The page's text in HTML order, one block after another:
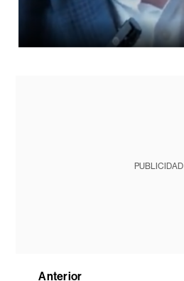
PUBLICIDAD
Anterior